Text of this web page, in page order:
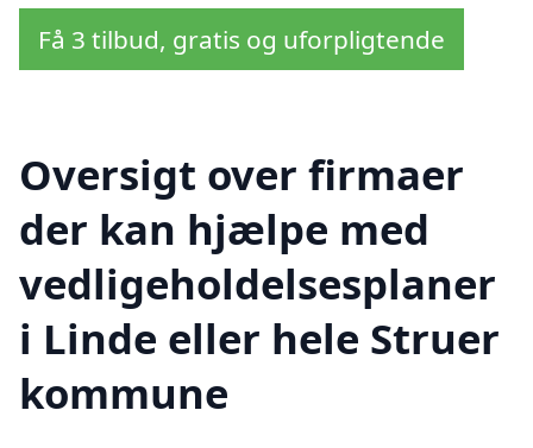
Få 3 tilbud, gratis og uforpligtende
Oversigt over firmaer
der kan hjælpe med
vedligeholdelsesplaner
i Linde eller hele Struer
kommune